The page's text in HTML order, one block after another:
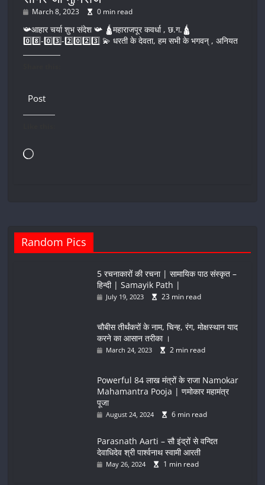
March 8, 2023 0 min read
📯आहार चर्या शुभ संदेश 📯 🛕महाराजपूर कवर्धा , छ.ग.🛕
0️⃣8️⃣-0️⃣3️⃣-2️⃣0️⃣2️⃣3️⃣ 💫 धरती के देवता, हम सभी के भगवन् , अनियत
Post
Loading…
Random Pics
5 रचनाकारों की रचना | सामायिक पाठ संस्कृत –
हिन्दी | Samayik Path |
July 19, 2023 23 min read
चौबीस तीर्थंकरों के नाम, चिन्ह, रंग, मोक्षस्थान याद
करने का आसान तरीका ।
March 24, 2023 2 min read
Powerful 84 लाख मंत्रों के राजा Namokar
Mahamantra Pooja | णमोकार महामंत्र
पूजा
August 24, 2024 6 min read
Parasnath Aarti – सौ इंद्रों से वन्दित
देवाधिदेव श्री पार्श्वनाथ स्वामी आरती
May 26, 2024 1 min read